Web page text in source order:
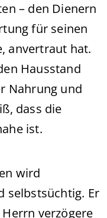
– den Dienern
für seinen
anvertraut hat.
Hausstand
Nahrung und
dass die
ist.
wird
selbstsüchtig. Er
verzögere